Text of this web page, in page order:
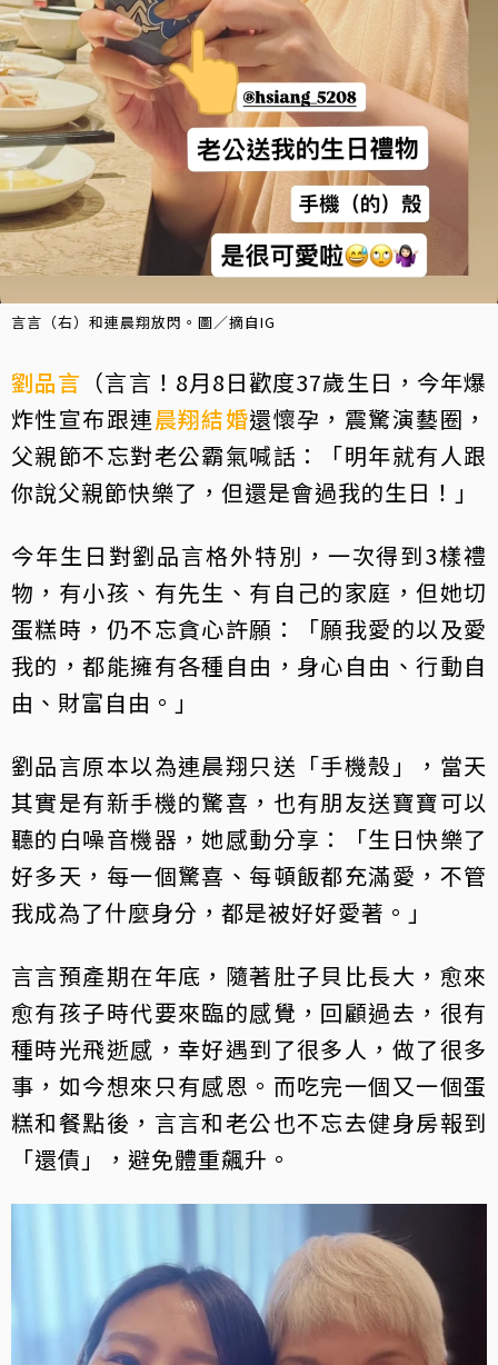
言言（右）和連晨翔放閃。圖／摘自IG
劉品言 （言言！8月8日歡度37歲生日，今年爆
炸性宣布跟連晨翔結婚還懷孕，震驚演藝圈，
父親節不忘對老公霸氣喊話：「明年就有人跟
你說父親節快樂了，但還是會過我的生日！」
今年生日對劉品言格外特別，一次得到3樣禮
物，有小孩、有先生、有自己的家庭，但她切
蛋糕時，仍不忘貪心許願：「願我愛的以及愛
我的，都能擁有各種自由，身心自由、行動自
由、財富自由。」
劉品言原本以為連晨翔只送「手機殼」，當天
其實是有新手機的驚喜，也有朋友送寶寶可以
聽的白噪音機器，她感動分享：「生日快樂了
好多天，每一個驚喜、每頓飯都充滿愛，不管
我成為了什麼身分，都是被好好愛著。」
言言預產期在年底，隨著肚子貝比長大，愈來
愈有孩子時代要來臨的感覺，回顧過去，很有
種時光飛逝感，幸好遇到了很多人，做了很多
事，如今想來只有感恩。而吃完一個又一個蛋
糕和餐點後，言言和老公也不忘去健身房報到
「還債」，避免體重飆升。